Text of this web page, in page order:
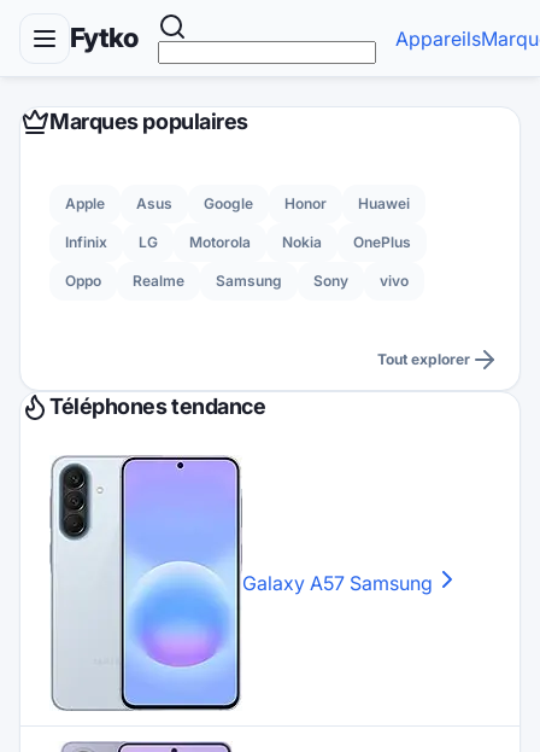
Fytko Appareils
Marques populaires
Apple Asus Google Honor Huawei
Infinix LG Motorola Nokia OnePlus
Oppo Realme Samsung Sony vivo
Tout explorer
Téléphones tendance
Galaxy A57 Samsung